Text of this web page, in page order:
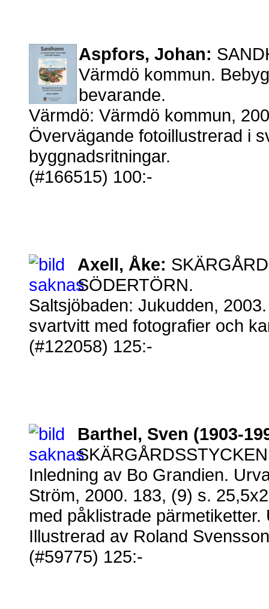
Aspfors, Johan:
Värmdö kommun.
bevarande.
Värmdö: Värmdö kommun,
Övervägande fotoillustrerad i
byggnadsritningar.
(#166515) 100:-
Axell, Åke:
SÖDERTÖRN.
Saltsjöbaden: Jukudden,
svartvitt med fotografier och
(#122058) 125:-
Barthel, Sven (1903-
Inledning av Bo Grandien.
Ström, 2000. 183, (9) s.
med påklistrade
Illustrerad av Roland
(#59775) 125:-